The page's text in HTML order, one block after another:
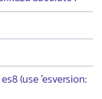
(use 'esversion: